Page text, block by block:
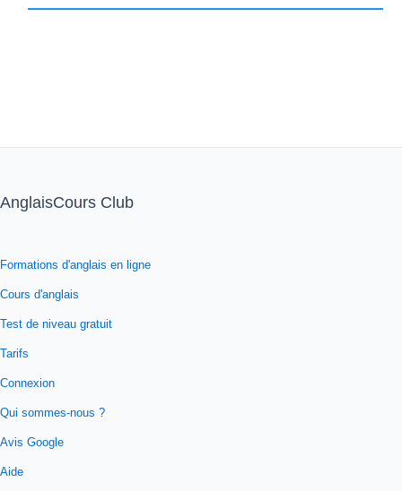
AnglaisCours Club
Formations d'anglais en ligne
Cours d'anglais
Test de niveau gratuit
Tarifs
Connexion
Qui sommes-nous ?
Avis Google
Aide